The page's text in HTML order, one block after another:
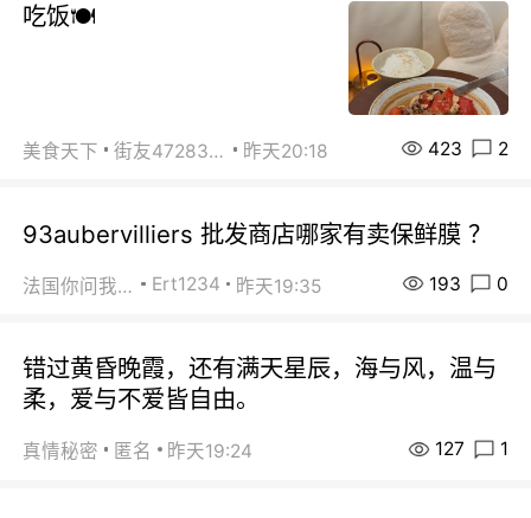
吃饭🍽️
美食天下 街友472838572 昨天20:18 423 2
93aubervilliers 批发商店哪家有卖保鲜膜 ？
法国你问我答 Ert1234 昨天19:35 193 0
错过黄昏晚霞，还有满天星辰，海与风，温与
柔，爱与不爱皆自由。
真情秘密 匿名 昨天19:24 127 1